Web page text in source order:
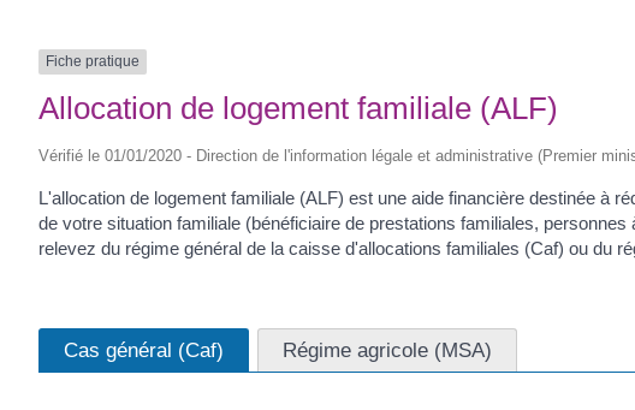
Fiche pratique
Allocation de logement familiale (ALF)
Vérifié le 01/01/2020 - Direction de l'information légale et administrative (Premier
L'allocation de logement familiale (ALF) est une aide financière destinée à
de votre situation familiale (bénéficiaire de prestations familiales,
relevez du régime général de la caisse d'allocations familiales (Caf) ou du
Cas général (Caf) Régime agricole (MSA)